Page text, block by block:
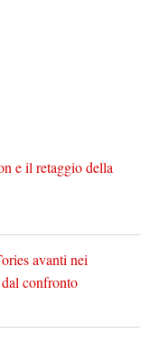
e il retaggio della
avanti nei
confronto